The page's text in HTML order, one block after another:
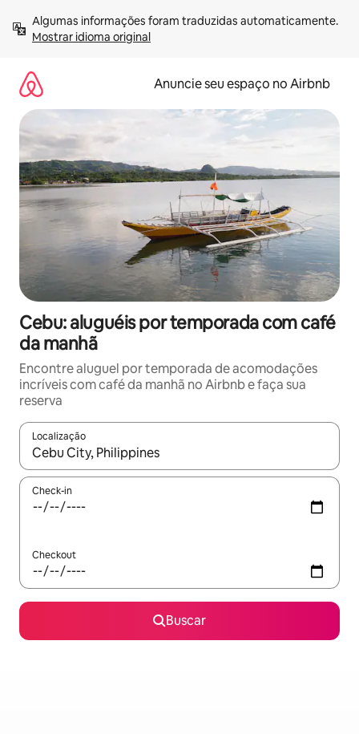
para
Mostrar idioma original
Anuncie seu espaço no Airbnb
Cebu: aluguéis por temporada com café
da manhã
Encontre aluguel por temporada de acomodações
incríveis com café da manhã no Airbnb e faça sua
reserva
Localização
Quando os resultados estiverem disponíveis, explore-os
Check-in
Checkout
Buscar